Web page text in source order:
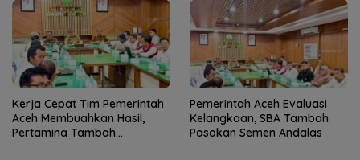
Kerja Cepat Tim Pemerintah
Aceh Membuahkan Hasil,
Pertamina Tambah
Pemerintah Aceh Evaluasi
Kelangkaan, SBA Tambah
Pasokan Semen Andalas